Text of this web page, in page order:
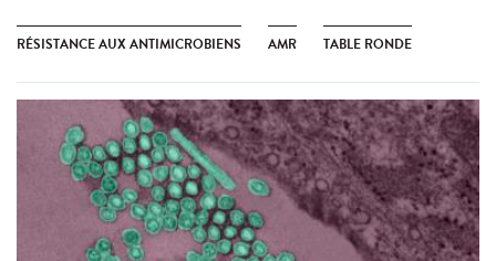
RÉSISTANCE AUX ANTIMICROBIENS AMR TABLE RONDE